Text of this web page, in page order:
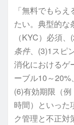
「無料でもら
たい。典型的な
（KYC）必須
条件、(3)1スピ
消化におけるゲ
ーブル10～20%
(6)有効期限（
時間）といった
ク管理と不正対